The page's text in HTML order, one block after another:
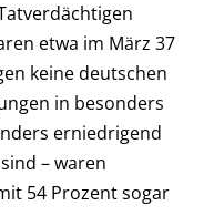
etwa im März 37
keine deutschen
in besonders
erniedrigend
– waren
54 Prozent sogar